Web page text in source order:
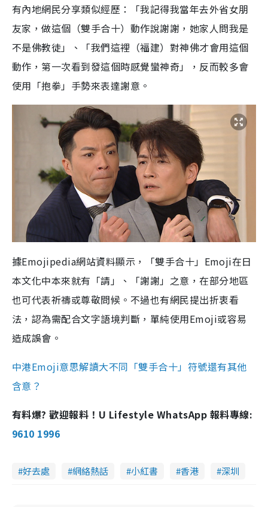
有內地網民分享類似經歷：「我記得我當年去外省女朋
友家，做這個（雙手合十）動作說謝謝，她家人問我是
不是佛教徒」、「我們這裡（福建）對神佛才會用這個
動作，第一次看到發這個時感覺蠻神奇」，反而較多會
使用「抱拳」手勢來表達謝意。
據Emojipedia網站資料顯示，「雙手合十」Emoji在日
本文化中本來就有「請」、「謝謝」之意，在部分地區
也可代表祈禱或尊敬問候。不過也有網民提出折衷看
法，認為需配合文字語境判斷，單純使用Emoji或容易
造成誤會。
中港Emoji意思解讀大不同「雙手合十」符號還有其他
含意？
有料爆? 歡迎報料！U Lifestyle WhatsApp 報料專線:
9610 1996
好去處 網絡熱話 小紅書 香港 深圳